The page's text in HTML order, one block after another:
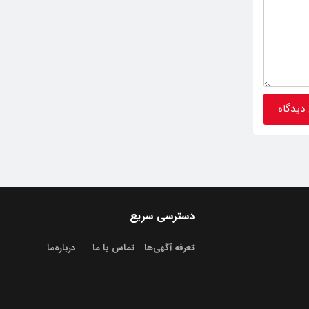
دسترسی سریع
تعرفه آگهی‌ها تماس با ما درباره‌‌ما